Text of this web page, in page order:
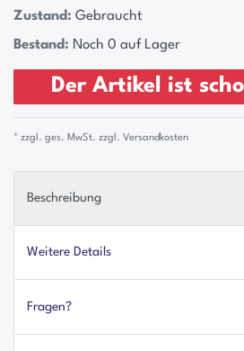
Zustand: Gebraucht
Bestand: Noch 0 auf Lager
Der Artikel ist
* zzgl. ges. MwSt. zzgl. Versandkosten
Beschreibung
Weitere Details
Fragen?